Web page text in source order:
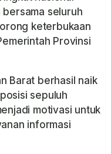
seluruh
keterbukaan
Provinsi
Barat berhasil naik
sepuluh
motivasi untuk
informasi